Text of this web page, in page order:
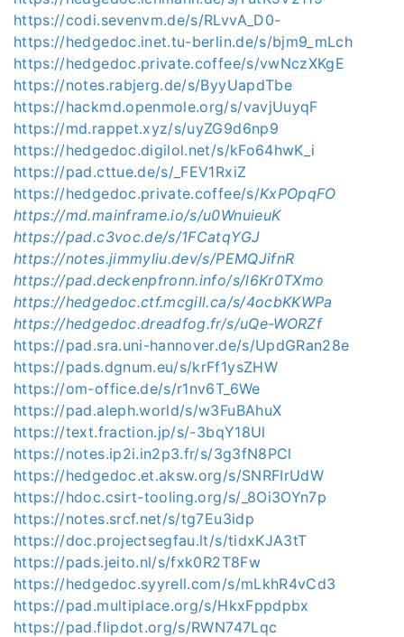
https://codi.sevenvm.de/s/RLvvA_D0-
https://hedgedoc.inet.tu-berlin.de/s/bjm9_mLch
https://hedgedoc.private.coffee/s/vwNczXKgE
https://notes.rabjerg.de/s/ByyUapdTbe
https://hackmd.openmole.org/s/vavjUuyqF
https://md.rappet.xyz/s/uyZG9d6np9
https://hedgedoc.digilol.net/s/kFo64hwK_i
https://pad.cttue.de/s/_FEV1RxiZ
https://hedgedoc.private.coffee/s/KxPOpqFO
https://md.mainframe.io/s/u0WnuieuK
https://pad.c3voc.de/s/1FCatqYGJ
https://notes.jimmyliu.dev/s/PEMQJifnR
https://pad.deckenpfronn.info/s/l6Kr0TXmo
https://hedgedoc.ctf.mcgill.ca/s/4ocbKKWPa
https://hedgedoc.dreadfog.fr/s/uQe-WORZf
https://pad.sra.uni-hannover.de/s/UpdGRan28e
https://pads.dgnum.eu/s/krFf1ysZHW
https://om-office.de/s/r1nv6T_6We
https://pad.aleph.world/s/w3FuBAhuX
https://text.fraction.jp/s/-3bqY18Ul
https://notes.ip2i.in2p3.fr/s/3g3fN8PCl
https://hedgedoc.et.aksw.org/s/SNRFIrUdW
https://hdoc.csirt-tooling.org/s/_8Oi3OYn7p
https://notes.srcf.net/s/tg7Eu3idp
https://doc.projectsegfau.lt/s/tidxKJA3tT
https://pads.jeito.nl/s/fxk0R2T8Fw
https://hedgedoc.syyrell.com/s/mLkhR4vCd3
https://pad.multiplace.org/s/HkxFppdpbx
https://pad.flipdot.org/s/RWN747Lqc